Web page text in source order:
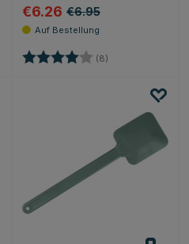
€6.26 €6.95
Bewertung: (8)